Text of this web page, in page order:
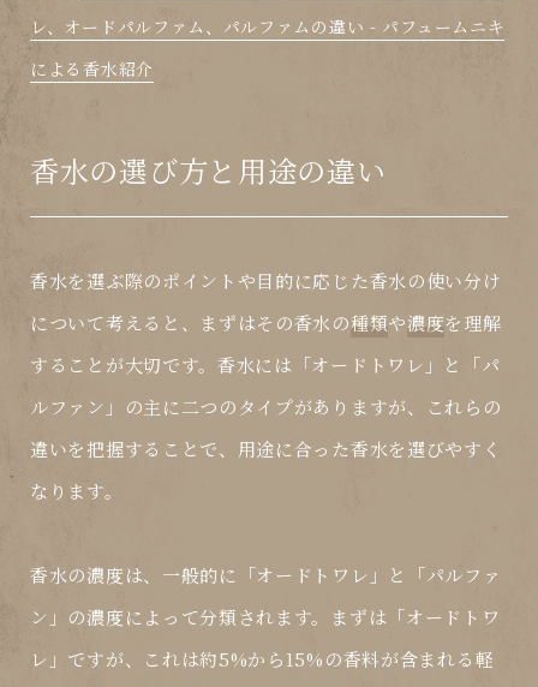
レ、オードパルファム、パルファムの違い - パフュームニキ
による香水紹介
香水の選び方と用途の違い
香水を選ぶ際のポイントや目的に応じた香水の使い分け
について考えると、まずはその香水の種類や濃度を理解
することが大切です。香水には「オードトワレ」と「パ
ルファン」の主に二つのタイプがありますが、これらの
違いを把握することで、用途に合った香水を選びやすく
なります。
香水の濃度は、一般的に「オードトワレ」と「パルファ
ン」の濃度によって分類されます。まずは「オードトワ
レ」ですが、これは約5%から15%の香料が含まれる軽